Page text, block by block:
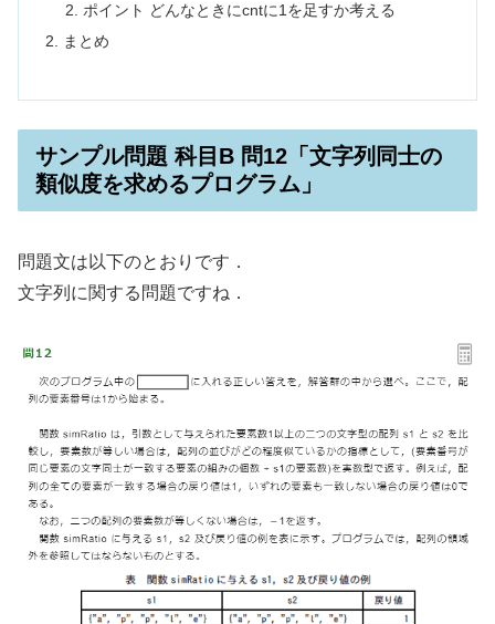
ポイント どんなときにcntに1を足すか考える
まとめ
サンプル問題 科目B 問12「文字列同士の
類似度を求めるプログラム」
問題文は以下のとおりです．
文字列に関する問題ですね．